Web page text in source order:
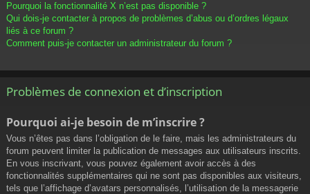
Pourquoi la fonctionnalité X n’est pas disponible ?
Qui dois-je contacter à propos de problèmes d’abus ou d’ordres légaux
liés à ce forum ?
Comment puis-je contacter un administrateur du forum ?
Problèmes de connexion et d’inscription
Pourquoi ai-je besoin de m’inscrire ?
Vous n’êtes pas dans l’obligation de le faire, mais les administrateurs du
forum peuvent limiter la publication de messages aux utilisateurs inscrits.
En vous inscrivant, vous pouvez également avoir accès à des
fonctionnalités supplémentaires qui ne sont pas disponibles aux visiteurs,
tels que l’affichage d’avatars personnalisés, l’utilisation de la messagerie